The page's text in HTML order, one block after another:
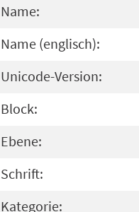
Name:
Name (englisch):
Unicode-Version:
Block:
Ebene:
Schrift:
Kategorie: